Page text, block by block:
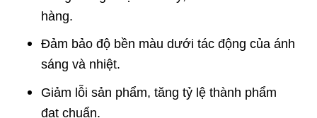
hàng.
Đảm bảo độ bền màu dưới tác động của ánh
sáng và nhiệt.
Giảm lỗi sản phẩm, tăng tỷ lệ thành phẩm
đạt chuẩn.